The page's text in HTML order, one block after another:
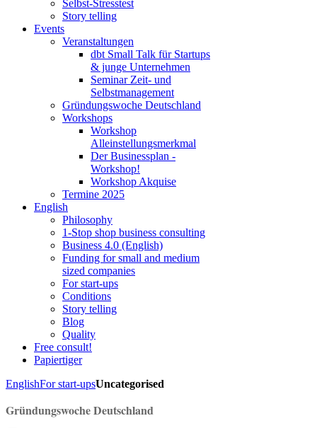
Selbst-Stresstest
Story telling
Events
Veranstaltungen
dbt Small Talk für Startups
& junge Unternehmen
Seminar Zeit- und
Selbstmanagement
Gründungswoche Deutschland
Workshops
Workshop
Alleinstellungsmerkmal
Der Businessplan -
Workshop!
Workshop Akquise
Termine 2025
English
Philosophy
1-Stop shop business consulting
Business 4.0 (English)
Funding for small and medium
sized companies
For start-ups
Conditions
Story telling
Blog
Quality
Free consult!
Papiertiger
EnglishFor start-upsUncategorised
Gründungswoche Deutschland